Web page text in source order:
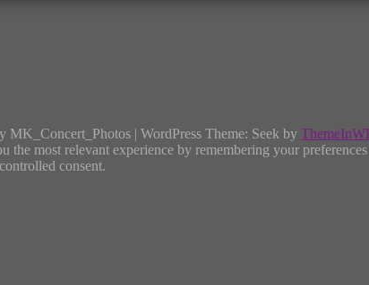
| WordPress Theme: Seek by
the most relevant experience by remembering your
consent.